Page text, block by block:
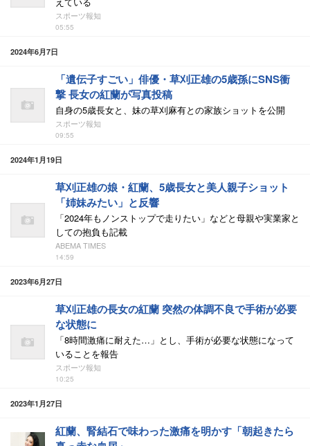
スポーツ報知
05:55
2024年6月7日
「遺伝子すごい」俳優・草刈正雄の5歳孫にSNS衝
撃 長女の紅蘭が写真投稿
自身の5歳長女と、妹の草刈麻有との家族ショットを公開
スポーツ報知
09:55
2024年1月19日
草刈正雄の娘・紅蘭、5歳長女と美人親子ショット
「姉妹みたい」と反響
「2024年もノンストップで走りたい」などと母親や実業家と
しての抱負も記載
ABEMA TIMES
14:59
2023年6月27日
草刈正雄の長女の紅蘭 突然の体調不良で手術が必要
な状態に
「8時間激痛に耐えた…」とし、手術が必要な状態になって
いることを報告
スポーツ報知
10:25
2023年1月27日
紅蘭、腎結石で味わった激痛を明かす「朝起きたら